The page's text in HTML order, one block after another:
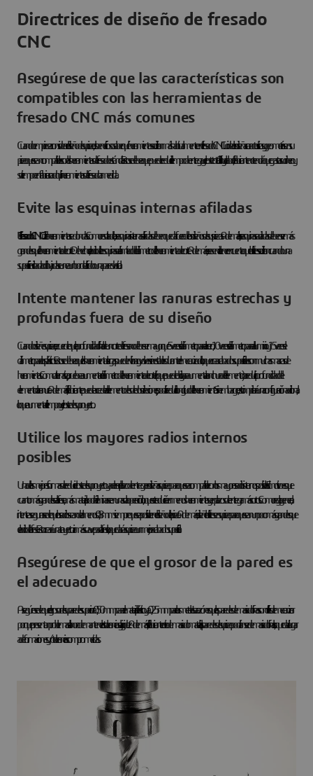
Directrices de diseño de fresado
CNC
Asegúrese de que las características son
compatibles con las herramientas de
fresado CNC más comunes
Cuando empiece a considerar el diseño de su pieza, es beneficioso saber qué herramientas se utilizan más habitualmente en el fresado CNC. Lo ideal es diseñar características y geometrías en su
pieza que sean compatibles con las herramientas de fresado estándar. Esto se debe a que puede reducir el tiempo de entrega y el coste total. Al fin y al cabo, el fabricante no tendrá que gastar su dinero y
su tiempo en fabricar o adquirir herramientas de fresado a medida.
Evite las esquinas internas afiladas
El fresado CNCutiliza herramientas redondas. Como resultado, las esquinas internas afiladas deben quedar fuera de los diseños de sus piezas. Además, las esquinas radiadas deben ser más
grandes que la herramienta de corte. De hecho, el radio de la esquina será la mitad del diámetro de la herramienta de corte. Además, es esencial tener en cuenta que los filetes se utilizan cuando una
superficie inclinada o dibujada se une a un borde afilado o una pared vertical.
Intente mantener las ranuras estrechas y
profundas fuera de su diseño
Cuando diseñe su pieza, recuerde que la profundidad final de un corte de fresa no debe ser mayor que 5 veces el diámetro para el acero, 10 veces el diámetro para el aluminio y 15 veces el
diámetro para los plásticos. Esto se debe a que las herramientas largas pueden vibrar y volverse inestables durante el mecanizado, lo que crea acabados superficiales con muchas marcas de
herramientas. Como alternativa, pruebe a aumentar el diámetro de la herramienta de corte (lo que puede obligar a aumentar la anchura del elemento) o a reducir la profundidad del
elemento o la ranura. Además, si el fabricante puede acceder al elemento desde dos direcciones, podría reducir la longitud de la herramienta. Sin embargo, esto implicará una configuración adicional,
lo que aumenta el tiempo y el coste de su proyecto.
Utilice los mayores radios internos
posibles
Una de las mejores formas de reducir el coste de su proyecto y acelerar el plazo de entrega es diseñar su pieza para que sea compatible con los mayores radios internos posibles. El motivo es que
cuanto más grande sea la fresa, más material podrá eliminarse en una sola operación, lo que se traducirá en menos herramientas y en plazos de entrega más cortos. Como regla general,
intente asegurarse de que los radios sean de al menos 0,8 mm siempre que sea posible en el diseño de la pieza. Además, diseñe los filetes en su pieza para que sean un poco más grandes que
el radio de la fresa. Esto creará una trayectoria más suave para la fresa, lo que dará a su pieza un mejor acabado superficial.
Asegúrese de que el grosor de la pared es
el adecuado
Asegúrese de que el grosor de su pared es superior a 0,50 mm para el material plástico y a 0,25 mm para los metales. La razón es que las paredes demasiado finas son difíciles de mecanizar
porque presentan problemas a la hora de mantener las tolerancias y la rigidez. Además, si el fabricante retira demasiado material, las paredes de su pieza podrían ser demasiado finas, lo que daría lugar
a deformaciones y/o tolerancias comprometidas.